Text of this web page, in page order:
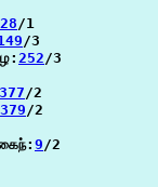
/1
/3
252/3
377/2
379/2
9/2